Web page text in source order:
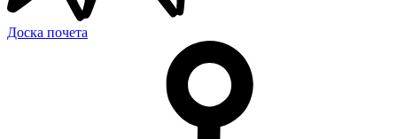
Доска почета